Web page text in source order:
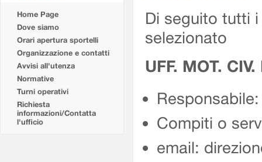
Home Page
Dove siamo
Orari apertura sportelli
Organizzazione e contatti
Avvisi all'utenza
Normative
Turni operativi
Richiesta
informazioni/Contatta
l'ufficio
Di seguito tutti
selezionato
UFF. MOT.
Compiti o
email: